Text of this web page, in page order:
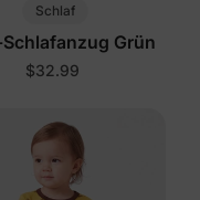
Schlaf
Schlafanzug Grün
$32.99